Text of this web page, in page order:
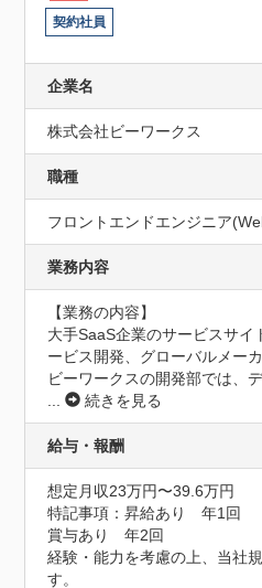
契約社員
企業名
株式会社ビーワークス
職種
フロントエンドエンジニア
業務内容
【業務の内容】
大手SaaS企業のサービスサイ
ービス開発、グローバルメー
ビーワークスの開発部では、
...
続きを見る
給与・報酬
想定月収23万円〜39.6万円
特記事項：昇給あり　年1回
賞与あり　年2回
経験・能力を考慮の上、当社
す。